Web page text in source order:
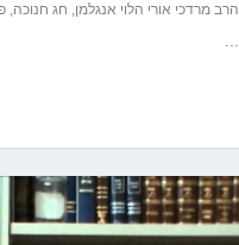
הרב מרדכי אורי הלוי אנגלמן, חג חנוכה,